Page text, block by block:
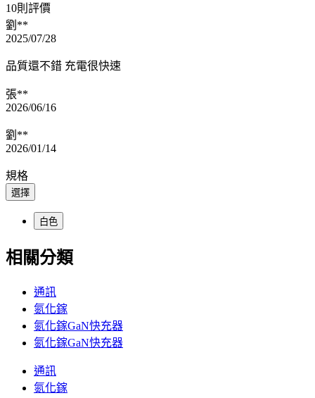
10則評價
劉**
2025/07/28
品質還不錯 充電很快速
張**
2026/06/16
劉**
2026/01/14
規格
選擇
白色
相關分類
通訊
氮化鎵
氮化鎵GaN快充器
氮化鎵GaN快充器
通訊
氮化鎵